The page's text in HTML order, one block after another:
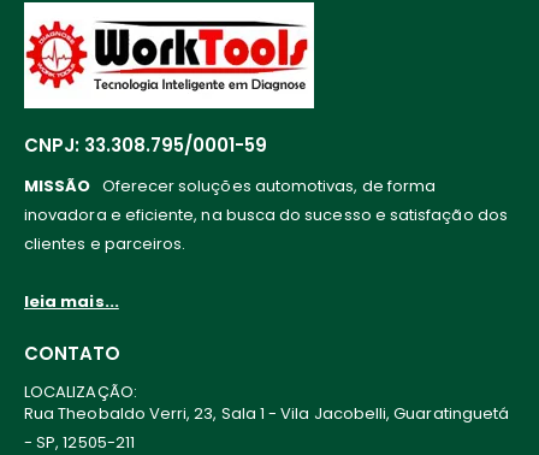
CNPJ: 33.308.795/0001-59
MISSÃO Oferecer soluções automotivas, de forma
inovadora e eficiente, na busca do sucesso e satisfação dos
clientes e parceiros.
leia mais...
CONTATO
LOCALIZAÇÃO:
Rua Theobaldo Verri, 23, Sala 1 - Vila Jacobelli, Guaratinguetá
- SP, 12505-211